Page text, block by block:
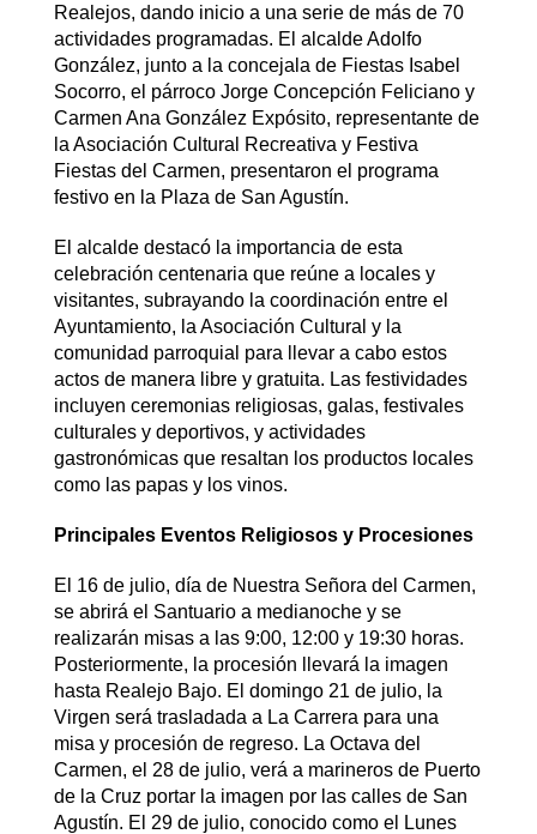
Realejos, dando inicio a una serie de más de 70
actividades programadas. El alcalde Adolfo
González, junto a la concejala de Fiestas Isabel
Socorro, el párroco Jorge Concepción Feliciano y
Carmen Ana González Expósito, representante de
la Asociación Cultural Recreativa y Festiva
Fiestas del Carmen, presentaron el programa
festivo en la Plaza de San Agustín.
El alcalde destacó la importancia de esta
celebración centenaria que reúne a locales y
visitantes, subrayando la coordinación entre el
Ayuntamiento, la Asociación Cultural y la
comunidad parroquial para llevar a cabo estos
actos de manera libre y gratuita. Las festividades
incluyen ceremonias religiosas, galas, festivales
culturales y deportivos, y actividades
gastronómicas que resaltan los productos locales
como las papas y los vinos.
Principales Eventos Religiosos y Procesiones
El 16 de julio, día de Nuestra Señora del Carmen,
se abrirá el Santuario a medianoche y se
realizarán misas a las 9:00, 12:00 y 19:30 horas.
Posteriormente, la procesión llevará la imagen
hasta Realejo Bajo. El domingo 21 de julio, la
Virgen será trasladada a La Carrera para una
misa y procesión de regreso. La Octava del
Carmen, el 28 de julio, verá a marineros de Puerto
de la Cruz portar la imagen por las calles de San
Agustín. El 29 de julio, conocido como el Lunes